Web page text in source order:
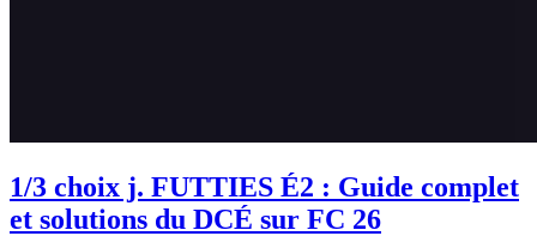
1/3 choix j. FUTTIES É2 : Guide complet
et solutions du DCÉ sur FC 26